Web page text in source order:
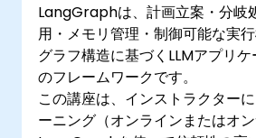
LangGraphは、計画立案・分岐
用・メモリ管理・制御可能な実行
グラフ構造に基づくLLMアプリ
のフレームワークです。
この講座は、インストラクター
ーニング（オンラインまたはオン